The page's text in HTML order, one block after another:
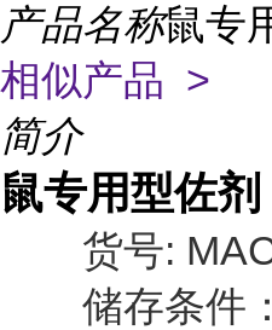
产品名称鼠专
相似产品 >
简介
鼠专用型佐剂
货号:
储存条件